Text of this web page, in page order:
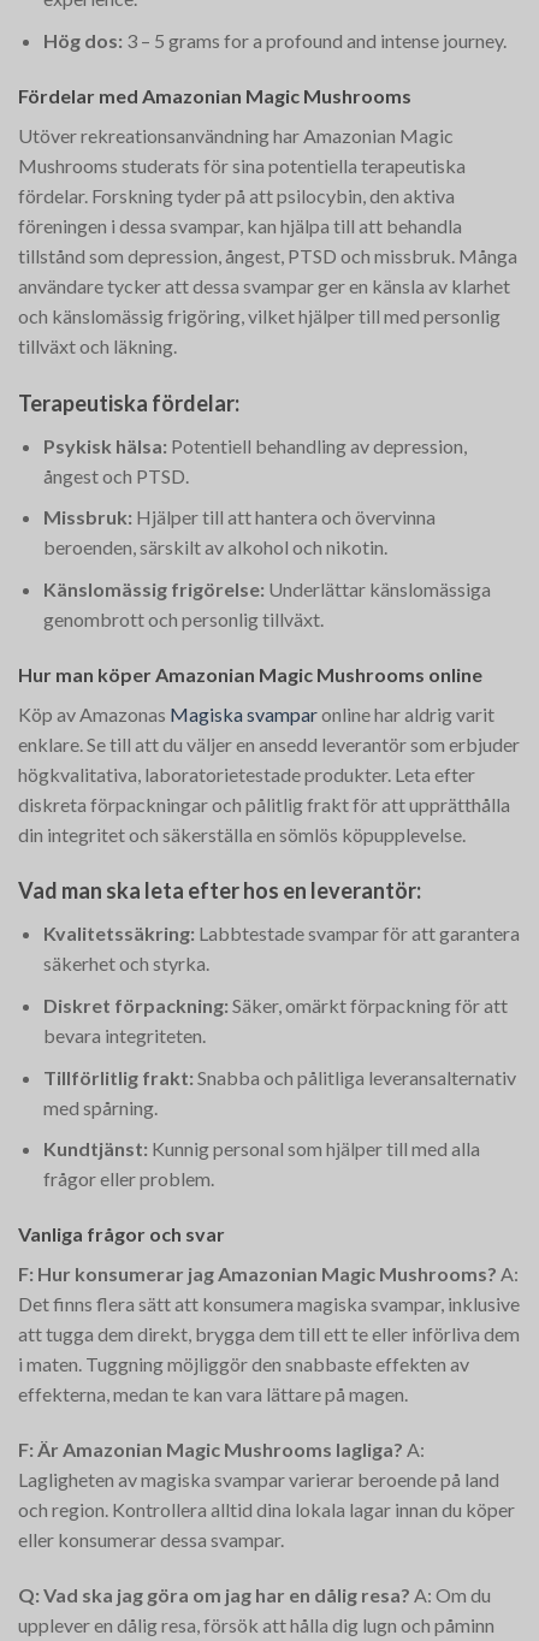
Hög dos: 3 – 5 grams for a profound and intense journey.
Fördelar med Amazonian Magic Mushrooms
Utöver rekreationsanvändning har Amazonian Magic
Mushrooms studerats för sina potentiella terapeutiska
fördelar. Forskning tyder på att psilocybin, den aktiva
föreningen i dessa svampar, kan hjälpa till att behandla
tillstånd som depression, ångest, PTSD och missbruk. Många
användare tycker att dessa svampar ger en känsla av klarhet
och känslomässig frigöring, vilket hjälper till med personlig
tillväxt och läkning.
Terapeutiska fördelar:
Psykisk hälsa: Potentiell behandling av depression,
ångest och PTSD.
Missbruk: Hjälper till att hantera och övervinna
beroenden, särskilt av alkohol och nikotin.
Känslomässig frigörelse: Underlättar känslomässiga
genombrott och personlig tillväxt.
Hur man köper Amazonian Magic Mushrooms online
Köp av Amazonas Magiska svamparonline har aldrig varit
enklare. Se till att du väljer en ansedd leverantör som erbjuder
högkvalitativa, laboratorietestade produkter. Leta efter
diskreta förpackningar och pålitlig frakt för att upprätthålla
din integritet och säkerställa en sömlös köpupplevelse.
Vad man ska leta efter hos en leverantör:
Kvalitetssäkring: Labbtestade svampar för att garantera
säkerhet och styrka.
Diskret förpackning: Säker, omärkt förpackning för att
bevara integriteten.
Tillförlitlig frakt: Snabba och pålitliga leveransalternativ
med spårning.
Kundtjänst: Kunnig personal som hjälper till med alla
frågor eller problem.
Vanliga frågor och svar
F: Hur konsumerar jag Amazonian Magic Mushrooms? A:
Det finns flera sätt att konsumera magiska svampar, inklusive
att tugga dem direkt, brygga dem till ett te eller införliva dem
i maten. Tuggning möjliggör den snabbaste effekten av
effekterna, medan te kan vara lättare på magen.
F: Är Amazonian Magic Mushrooms lagliga? A:
Lagligheten av magiska svampar varierar beroende på land
och region. Kontrollera alltid dina lokala lagar innan du köper
eller konsumerar dessa svampar.
Q: Vad ska jag göra om jag har en dålig resa? A: Om du
upplever en dålig resa, försök att hålla dig lugn och påminn